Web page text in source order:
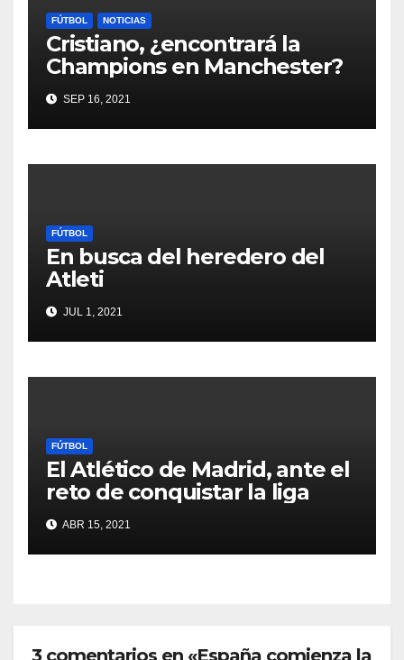
FÚTBOL NOTICIAS
Cristiano, ¿encontrará la
Champions en Manchester?
SEP 16, 2021
FÚTBOL
En busca del heredero del
Atleti
JUL 1, 2021
FÚTBOL
El Atlético de Madrid, ante el
reto de conquistar la liga
ABR 15, 2021
3 comentarios en «España comienza la